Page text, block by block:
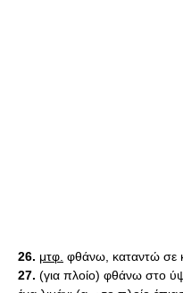
26. μτφ. φθάνω, καταντώ σε
27. (για πλοίο) φθάνω στο